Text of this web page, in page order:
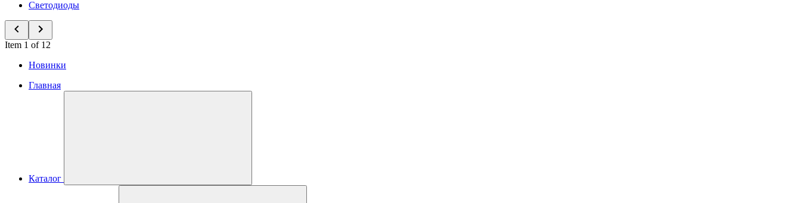
Светодиоды
Item 1 of 12
Новинки
Главная
Каталог